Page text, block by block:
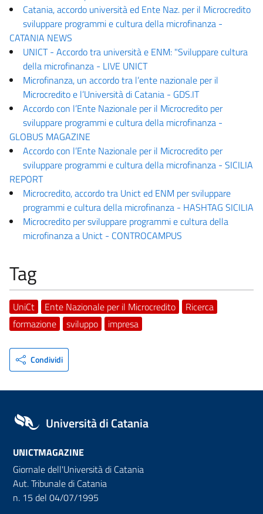
Catania, accordo università ed Ente Naz. per il Microcredito
sviluppare programmi e cultura della microfinanza -
CATANIA NEWS
UNICT - Accordo tra università e ENM: "Sviluppare cultura
della microfinanza - LIVE UNICT
Microfinanza, un accordo tra l’ente nazionale per il
Microcredito e l’Università di Catania - GDS.IT
Accordo con l’Ente Nazionale per il Microcredito per
sviluppare programmi e cultura della microfinanza -
GLOBUS MAGAZINE
Accordo con l’Ente Nazionale per il Microcredito per
sviluppare programmi e cultura della microfinanza - SICILIA
REPORT
Microcredito, accordo tra Unict ed ENM per sviluppare
programmi e cultura della microfinanza - HASHTAG SICILIA
Microcredito per sviluppare programmi e cultura della
microfinanza a Unict - CONTROCAMPUS
Tag
UniCt Ente Nazionale per il Microcredito
Ricerca
formazione
sviluppo impresa
Condividi
Università di Catania
UNICTMAGAZINE
Giornale dell'Università di Catania
Aut. Tribunale di Catania
n. 15 del 04/07/1995